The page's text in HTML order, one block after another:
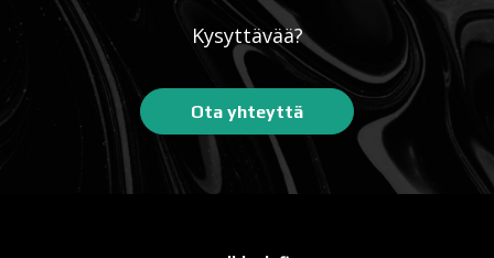
Kysyttävää?
Ota yhteyttä